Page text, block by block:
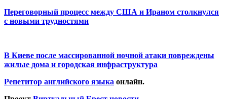
Переговорный процесс между США и Ираном столкнулся
с новыми трудностями
В Киеве после массированной ночной атаки повреждены
жилые дома и городская инфраструктура
Репетитор английского языка онлайн.